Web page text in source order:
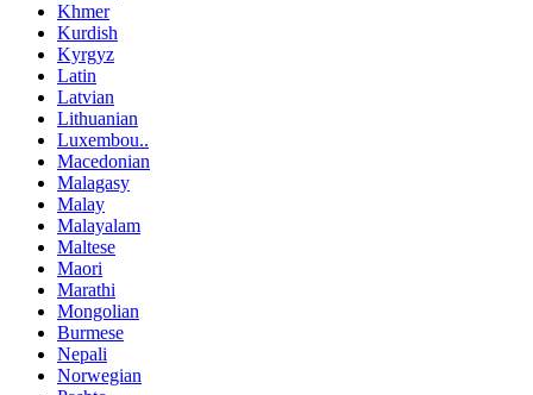
Khmer
Kurdish
Kyrgyz
Latin
Latvian
Lithuanian
Luxembou..
Macedonian
Malagasy
Malay
Malayalam
Maltese
Maori
Marathi
Mongolian
Burmese
Nepali
Norwegian